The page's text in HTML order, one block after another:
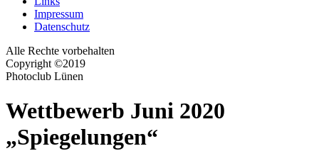
Impressum
Datenschutz
Alle Rechte vorbehalten
Copyright ©2019
Photoclub Lünen
Wettbewerb Juni 2020
„Spiegelungen“